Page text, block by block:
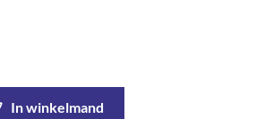
In winkelmand